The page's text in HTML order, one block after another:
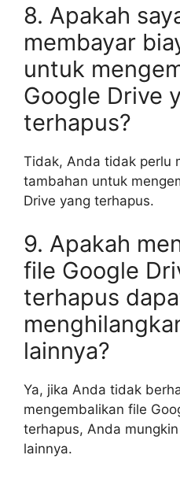
8. Apakah
membayar
untuk
Google Drive
terhapus?
Tidak, Anda tidak perlu
tambahan untuk
Drive yang terhapus.
9. Apakah
file Google
terhapus
lainnya?
Ya, jika Anda tidak
mengembalikan file
terhapus, Anda
lainnya.